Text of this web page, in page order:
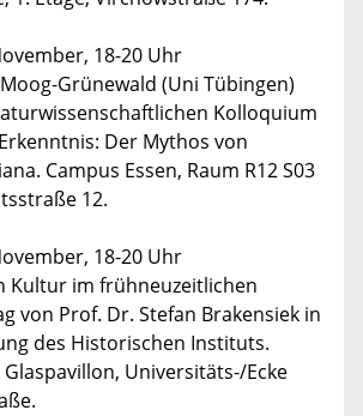
18-20 Uhr
Grünewald (Uni Tübingen)
Kolloquium
Der Mythos von
Campus Essen, Raum R12 S03
12.
18-20 Uhr
Kultur im frühneuzeitlichen
von Prof. Dr. Stefan Brakensiek in
des Historischen Instituts.
Glaspavillon, Universitäts-/Ecke